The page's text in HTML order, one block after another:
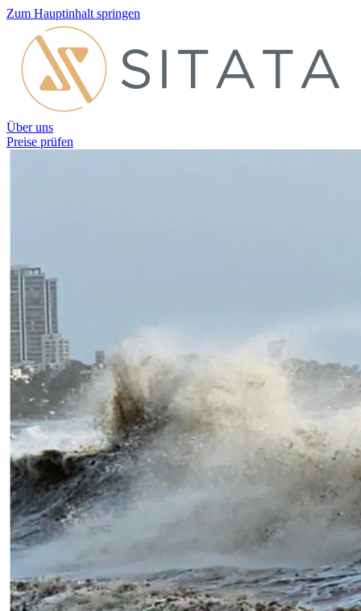
Zum Hauptinhalt springen
Über uns
Preise prüfen